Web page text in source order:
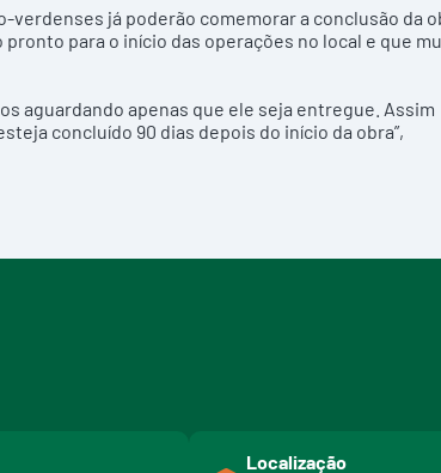
já poderão comemorar a conclusão da
para o início das operações no local e que
aguardando apenas que ele seja entregue. Assim
concluído 90 dias depois do início da obra”,
Localização